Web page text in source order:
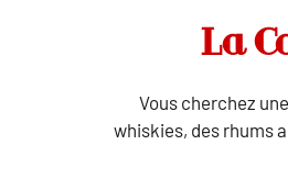
La
Vous cherchez une
whiskies, des rhums